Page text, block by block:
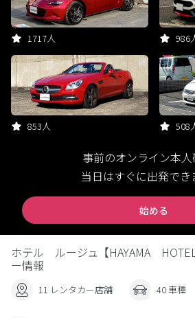
1717人 986
853人 508
事前のオンライン本
当日はすぐに出発で
始める
ホテル ルージュ【HAYAMA
ー情報
11 レンタカー店舗 40 車種